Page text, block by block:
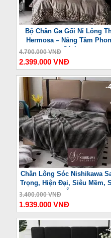
Bộ Chăn Ga Gối Nỉ Lông
Hermosa – Nâng Tầm
Cách
4.700.000 VNĐ
2.399.000 VNĐ
-
Chăn Lông Sóc Nishikawa
Trọng, Hiện Đại, Siêu Mềm,
Ấm
3.400.000 VNĐ
1.939.000 VNĐ
-